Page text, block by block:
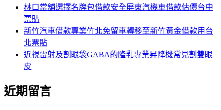
林口當舖選擇名牌包借款安全屏東汽機車借款估價台中
票貼
新竹汽車借款專業竹北免留車轉移至新竹黃金借款用台
北票貼
近視雷射及割眼袋GABA的隆乳專業昇降機常見割雙眼
皮
近期留言